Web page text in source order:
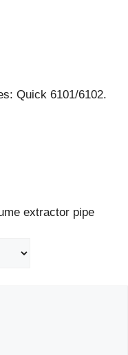
Quick 6101/6102.
extractor pipe